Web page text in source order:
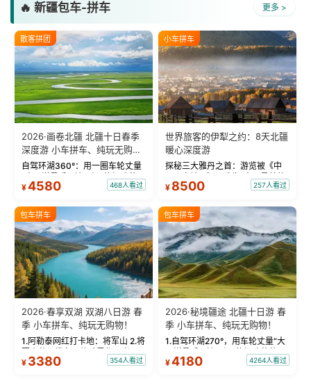
🔥 新疆包车-拼车 更多 >
散客拼团
2026·画卷北疆 北疆十日春季
深度游 小车拼车、纯玩无购
物！
自驾环湖360°：用一圈车轮丈量
“大西洋最后一滴眼泪”的极致蔚
蓝。 赛湖旅拍：甄选多款风格服
绝美瞬间。 赛湖坦克300跟车视
频：专业摄影师...
¥4580 468人看过
小车拼车
世界旅客的伊犁之约：8天北疆
暖心深度游
探秘三大雅丹之首：游览被《中
国国家地理》评选为“中国最美的
三大雅丹”第一名的克拉玛依魔鬼
瓦人最大村落——禾木村，欣赏
晨雾与小木...
¥ 8500 257人看过
包车拼车
2026·春享双湖 双湖八日游 春
季 小车拼车、纯玩无购物！
1.阿勒泰网红打卡地：将军山 2.将
军山落日缆车，体验雪都风光 3.
将军山，夕阳派对，蹦迪party 4.
¥ 3380 354人看过
包车拼车
2026·秘境疆途 北疆十日游 春
季 小车拼车、纯玩无购物！
1.自驾环湖270°，用车轮丈量“大
西洋最后一滴眼泪”的极致蔚蓝，
让雪山、花海与深邃湖水在转弯
¥4180 4264人看过